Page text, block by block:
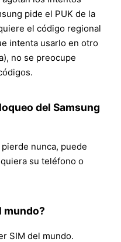
pide el PUK de la
el código regional
intenta usarlo en otro
no se preocupe
del Samsung
nunca, puede
su teléfono o
mundo?
SIM del mundo.